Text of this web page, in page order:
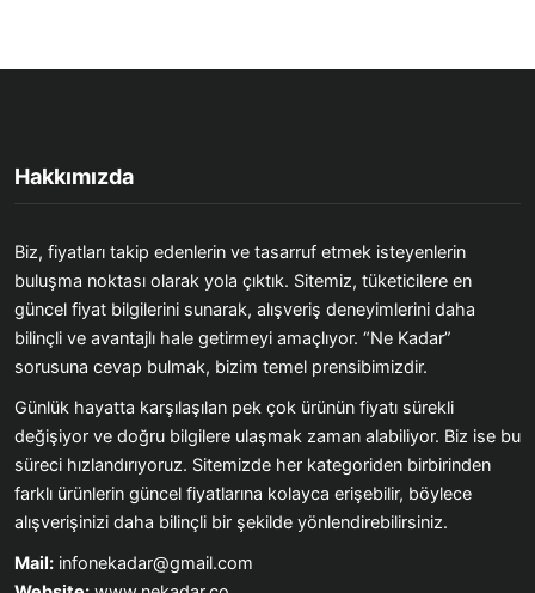
Hakkımızda
Biz, fiyatları takip edenlerin ve tasarruf etmek isteyenlerin
buluşma noktası olarak yola çıktık. Sitemiz, tüketicilere en
güncel fiyat bilgilerini sunarak, alışveriş deneyimlerini daha
bilinçli ve avantajlı hale getirmeyi amaçlıyor. “Ne Kadar”
sorusuna cevap bulmak, bizim temel prensibimizdir.
Günlük hayatta karşılaşılan pek çok ürünün fiyatı sürekli
değişiyor ve doğru bilgilere ulaşmak zaman alabiliyor. Biz ise bu
süreci hızlandırıyoruz. Sitemizde her kategoriden birbirinden
farklı ürünlerin güncel fiyatlarına kolayca erişebilir, böylece
alışverişinizi daha bilinçli bir şekilde yönlendirebilirsiniz.
Mail: infonekadar@gmail.com